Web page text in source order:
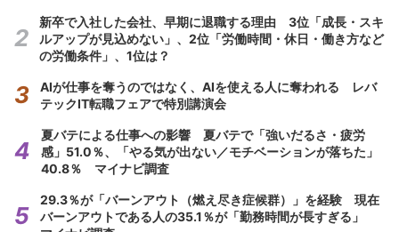
新卒で入社した会社、早期に退職する理由 3位「成長・スキ
ルアップが見込めない」、2位「労働時間・休日・働き方など
の労働条件」、1位は？
AIが仕事を奪うのではなく、AIを使える人に奪われる レバ
テックIT転職フェアで特別講演会
夏バテによる仕事への影響 夏バテで「強いだるさ・疲労
感」51.0％、「やる気が出ない／モチベーションが落ちた」
40.8％ マイナビ調査
29.3％が「バーンアウト（燃え尽き症候群）」を経験 現在
バーンアウトである人の35.1％が「勤務時間が長すぎる」